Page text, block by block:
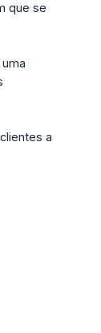
que se
a